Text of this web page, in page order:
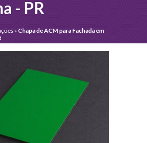
- PR
» Chapa de ACM para Fachada em